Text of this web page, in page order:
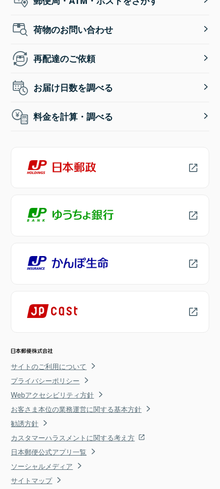
荷物のお問い合わせ
再配達のご依頼
お届け日数を調べる
料金を計算・調べる
サイトのご利用について
プライバシーポリシー
Webアクセシビリティ方針
お客さま本位の業務運営に関する基本方針
勧誘方針
カスタマーハラスメントに関する考え方
日本郵便公式アプリ一覧
ソーシャルメディア
サイトマップ